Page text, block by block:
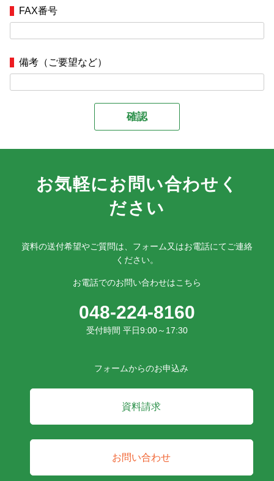
FAX番号
備考（ご要望など）
お気軽にお問い合わせく
ださい
資料の送付希望やご質問は、フォーム又はお電話にてご連絡
ください。
お電話でのお問い合わせはこちら
048-224-8160
受付時間 平日9:00～17:30
フォームからのお申込み
資料請求
お問い合わせ